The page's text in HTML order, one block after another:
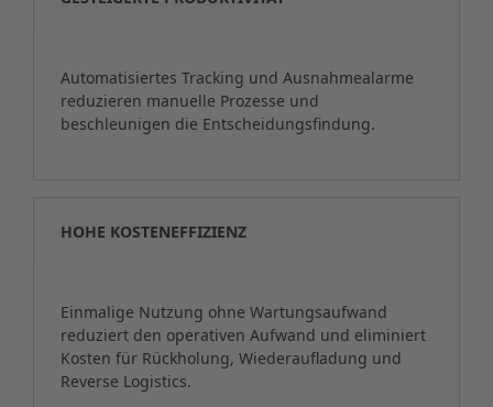
Automatisiertes Tracking und Ausnahmealarme
reduzieren manuelle Prozesse und
beschleunigen die Entscheidungsfindung.
HOHE KOSTENEFFIZIENZ
Einmalige Nutzung ohne Wartungsaufwand
reduziert den operativen Aufwand und eliminiert
Kosten für Rückholung, Wiederaufladung und
Reverse Logistics.